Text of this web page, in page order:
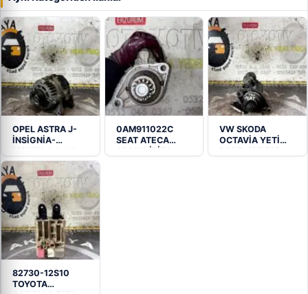
OPEL ASTRA J-
İNSİGNİA-
MOKKA 1.4-1.6-
1.8 Şarj Dinamosu
0AM911022C
SEAT ATECA
ARONA İBİZA
VW SKODA
OCTAVİA YETİ
RAPID SUPERB
82730-12S10
TOYOTA